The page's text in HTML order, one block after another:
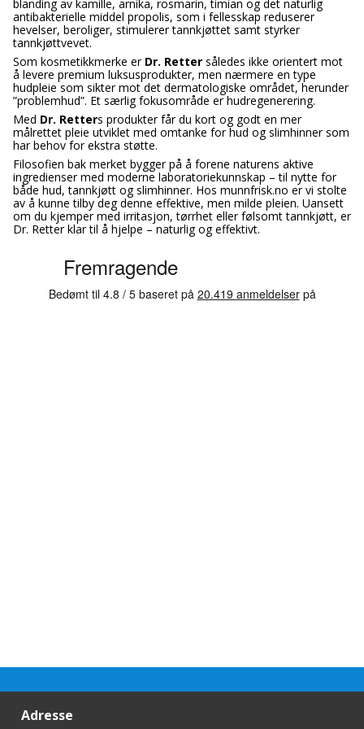
blanding av kamille, arnika, rosmarin, timian og det naturlig
antibakterielle middel propolis, som i fellesskap reduserer
hevelser, beroliger, stimulerer tannkjøttet samt styrker
tannkjøttvevet.
Som kosmetikkmerke er Dr. Retter således ikke orientert mot
å levere premium luksusprodukter, men nærmere en type
hudpleie som sikter mot det dermatologiske området, herunder
”problemhud”. Et særlig fokusområde er hudregenerering.
Med Dr. Retters produkter får du kort og godt en mer
målrettet pleie utviklet med omtanke for hud og slimhinner som
har behov for ekstra støtte.
Filosofien bak merket bygger på å forene naturens aktive
ingredienser med moderne laboratoriekunnskap – til nytte for
både hud, tannkjøtt og slimhinner. Hos munnfrisk.no er vi stolte
av å kunne tilby deg denne effektive, men milde pleien. Uansett
om du kjemper med irritasjon, tørrhet eller følsomt tannkjøtt, er
Dr. Retter klar til å hjelpe – naturlig og effektivt.
Adresse